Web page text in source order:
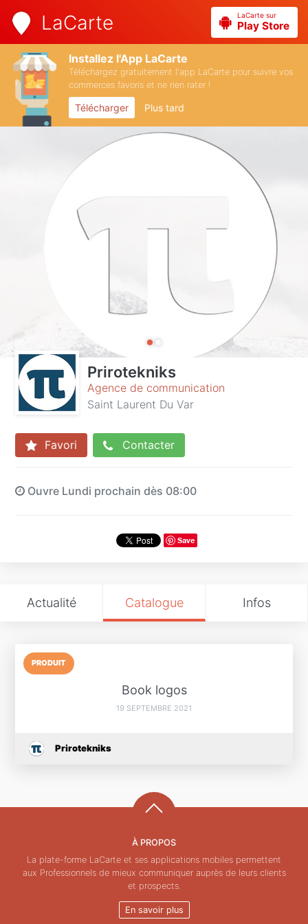
LaCarte LaCarte sur
Play Store
Installez l'App LaCarte
Téléchargez gratuitement l'app LaCarte pour suivre vos
commerces favoris et ne rien rater !
Télécharger Plus tard
Prirotekniks
Agence de communication
Saint Laurent Du Var
Favori Contacter
Ouvre Lundi prochain dès 08:00
Save
Actualité Catalogue Infos
PRODUIT
Book logos
19 SEPTEMBRE 2021
Prirotekniks
À PROPOS
La plate-forme LaCarte et ses applications mobiles permettent
aux Professionnels de mieux communiquer auprès de leurs clients
et prospects.
En savoir plus